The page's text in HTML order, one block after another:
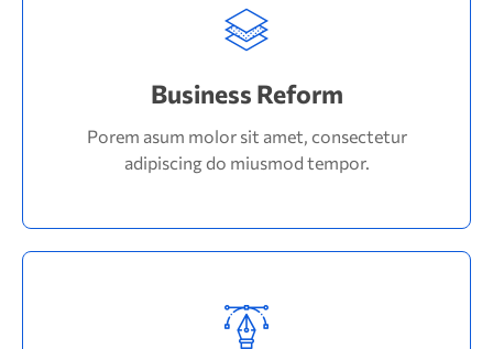
Business Reform
Porem asum molor sit amet, consectetur
adipiscing do miusmod tempor.
Business Reform
Porem asum molor sit amet, consectetur
adipiscing do miusmod tempor.
Read More
Read More